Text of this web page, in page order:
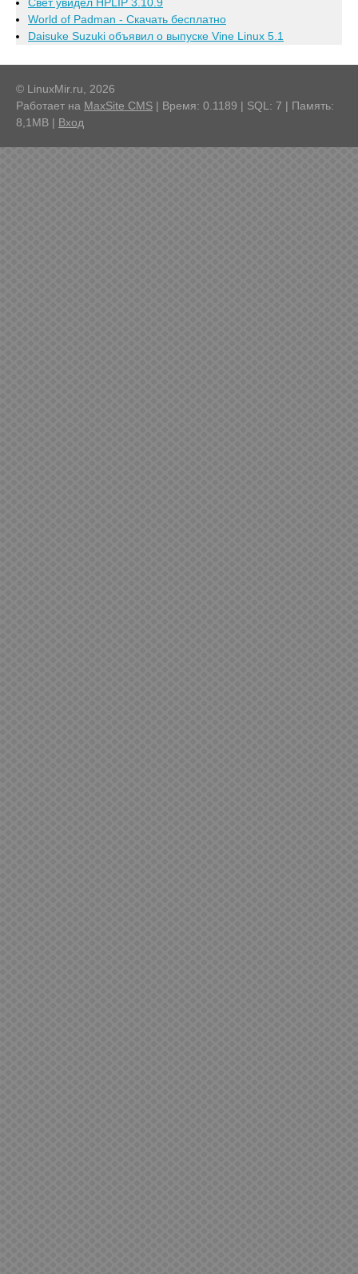
World of Padman - Скачать бесплатно
Daisuke Suzuki объявил о выпуске Vine Linux 5.1
© LinuxMir.ru, 2026
Работает на MaxSite CMS | Время: 0.1189 | SQL: 7 | Память:
8,1MB | Вход